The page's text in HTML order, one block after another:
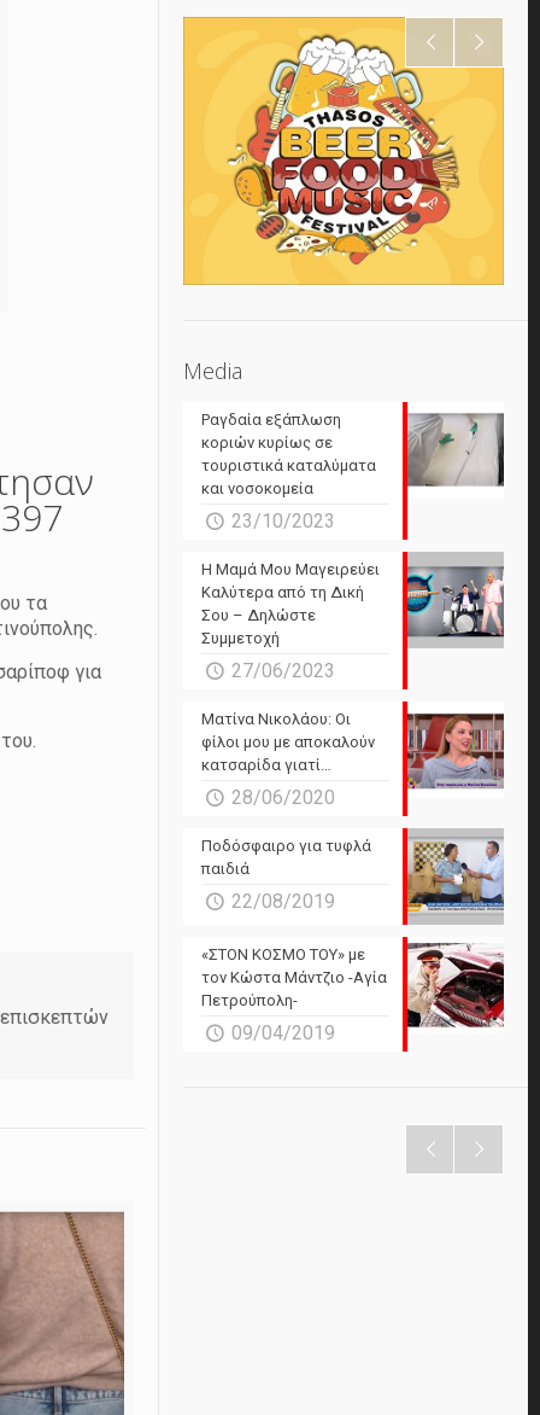
τα
για
Media
Ραγδαία εξάπλωση
κοριών κυρίως σε
τουριστικά καταλύματα
και νοσοκομεία
23/10/2023
Η Μαμά Μου Μαγειρεύει
Καλύτερα από τη Δική
Σου – Δηλώστε
Συμμετοχή
27/06/2023
Ματίνα Νικολάου: Οι
φίλοι μου με αποκαλούν
κατσαρίδα γιατί…
28/06/2020
Ποδόσφαιρο για τυφλά
παιδιά
22/08/2019
«ΣΤΟΝ ΚΟΣΜΟ ΤΟΥ» με
τον Κώστα Μάντζιο -Αγία
Πετρούπολη-
09/04/2019